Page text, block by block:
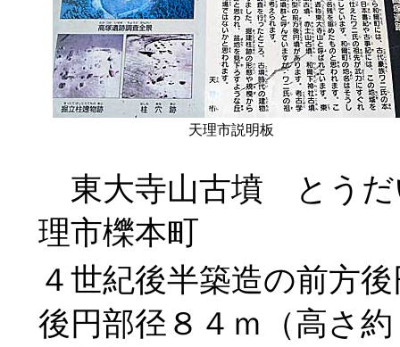
天理市説明板
東大寺山古墳 とう
理市櫟本町
４世紀後半築造の前方
後円部径８４ｍ（高さ